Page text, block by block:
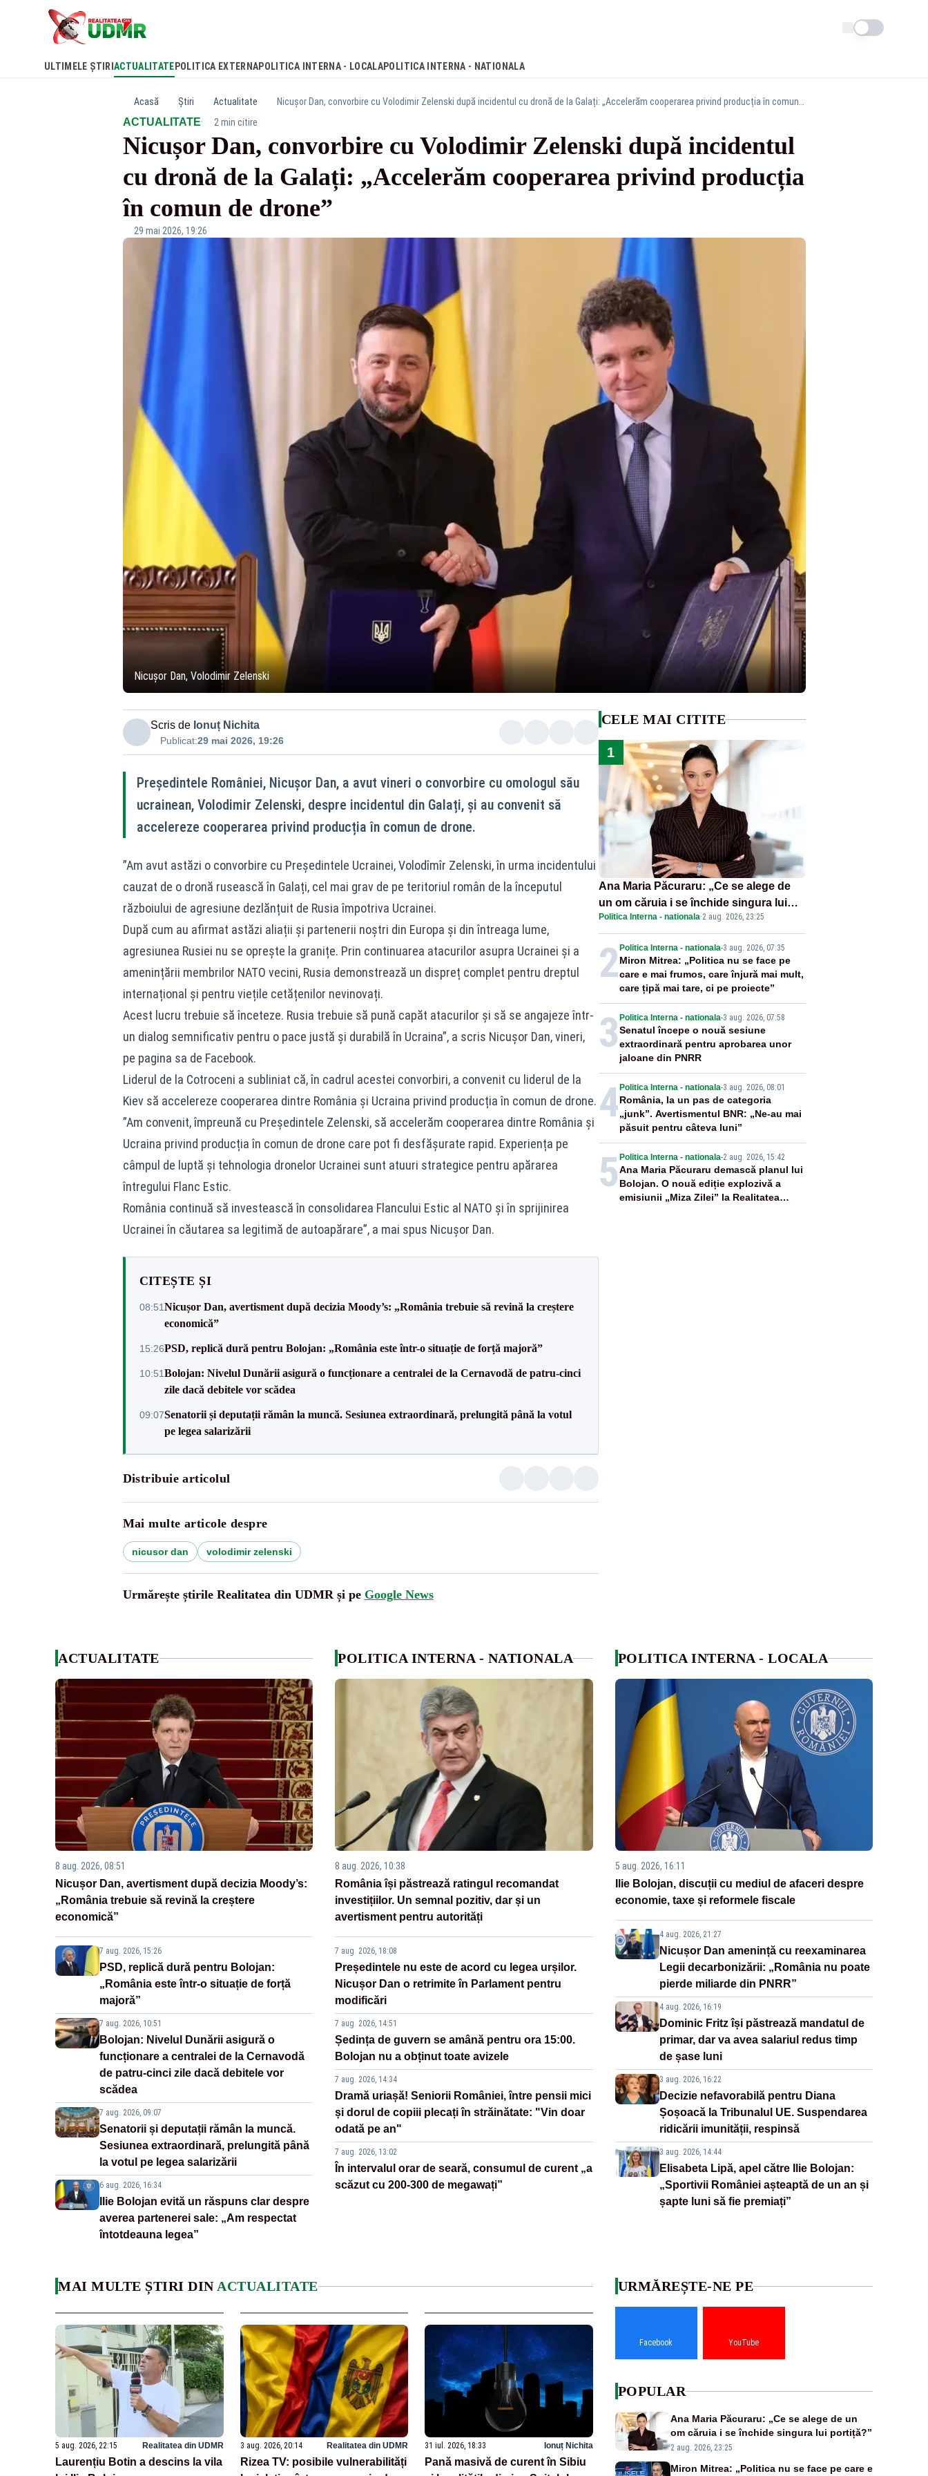
Schimba tema
ULTIMELE ȘTIRI ACTUALITATE POLITICA EXTERNAPOLITICA INTERNA - LOCALAPOLITICA INTERNA - NATIONALA
Acasă Știri Actualitate
ACTUALITATE· 2 min citire
Nicușor Dan, convorbire cu Volodimir Zelenski după incidentul
cu dronă de la Galați: „Accelerăm cooperarea privind producția
în comun de drone”
29 mai 2026, 19:26
Nicușor Dan, Volodimir Zelenski
Scris de Ionuț Nichita
Publicat:29 mai 2026, 19:26
Președintele României, Nicușor Dan, a avut vineri o convorbire cu omologul său
ucrainean, Volodimir Zelenski, despre incidentul din Galați, și au convenit să
accelereze cooperarea privind producția în comun de drone.
”Am avut astăzi o convorbire cu Președintele Ucrainei, Volodîmîr Zelenski, în urma incidentului
cauzat de o dronă rusească în Galați, cel mai grav de pe teritoriul român de la începutul
războiului de agresiune dezlănțuit de Rusia împotriva Ucrainei.
După cum au afirmat astăzi aliații și partenerii noștri din Europa și din întreaga lume,
agresiunea Rusiei nu se oprește la granițe. Prin continuarea atacurilor asupra Ucrainei și a
amenințării membrilor NATO vecini, Rusia demonstrează un dispreț complet pentru dreptul
internațional și pentru viețile cetățenilor nevinovați.
Acest lucru trebuie să înceteze. Rusia trebuie să pună capăt atacurilor și să se angajeze într-
un dialog semnificativ pentru o pace justă și durabilă în Ucraina”, a scris Nicușor Dan, vineri,
pe pagina sa de Facebook.
Liderul de la Cotroceni a subliniat că, în cadrul acestei convorbiri, a convenit cu liderul de la
Kiev să accelereze cooperarea dintre România și Ucraina privind producția în comun de drone.
”Am convenit, împreună cu Președintele Zelenski, să accelerăm cooperarea dintre România și
Ucraina privind producția în comun de drone care pot fi desfășurate rapid. Experiența pe
câmpul de luptă și tehnologia dronelor Ucrainei sunt atuuri strategice pentru apărarea
întregului Flanc Estic.
România continuă să investească în consolidarea Flancului Estic al NATO și în sprijinirea
Ucrainei în căutarea sa legitimă de autoapărare”, a mai spus Nicușor Dan.
CITEȘTE ȘI
08:51Nicușor Dan, avertisment după decizia Moody’s: „România trebuie să revină la creștere
economică”
15:26PSD, replică dură pentru Bolojan: „România este într-o situație de forță majoră”
10:51Bolojan: Nivelul Dunării asigură o funcționare a centralei de la Cernavodă de patru-cinci
zile dacă debitele vor scădea
09:07Senatorii și deputații rămân la muncă. Sesiunea extraordinară, prelungită până la votul
pe legea salarizării
Distribuie articolul
Mai multe articole despre
nicusor dan volodimir zelenski
Urmărește știrile Realitatea din UDMR și pe Google News
CELE MAI CITITE
1
Ana Maria Păcuraru: „Ce se alege de
un om căruia i se închide singura lui
portiță?”
Politica Interna - nationala·2 aug. 2026, 23:25
2 Politica Interna - nationala-3 aug. 2026, 07:35
Miron Mitrea: „Politica nu se face pe
care e mai frumos, care înjură mai mult,
care țipă mai tare, ci pe proiecte”
3 Politica Interna - nationala-3 aug. 2026, 07:58
Senatul începe o nouă sesiune
extraordinară pentru aprobarea unor
jaloane din PNRR
4 Politica Interna - nationala-3 aug. 2026, 08:01
România, la un pas de categoria
„junk”. Avertismentul BNR: „Ne-au mai
păsuit pentru câteva luni”
5 Politica Interna - nationala-2 aug. 2026, 15:42
Ana Maria Păcuraru demască planul lui
Bolojan. O nouă ediție explozivă a
emisiunii „Miza Zilei” la Realitatea
ACTUALITATE
8 aug. 2026, 08:51
Nicușor Dan, avertisment după decizia Moody’s:
„România trebuie să revină la creștere
economică”
7 aug. 2026, 15:26
PSD, replică dură pentru Bolojan:
„România este într-o situație de forță
majoră”
7 aug. 2026, 10:51
Bolojan: Nivelul Dunării asigură o
funcționare a centralei de la Cernavodă
de patru-cinci zile dacă debitele vor
scădea
7 aug. 2026, 09:07
Senatorii și deputații rămân la muncă.
Sesiunea extraordinară, prelungită până
la votul pe legea salarizării
6 aug. 2026, 16:34
Ilie Bolojan evită un răspuns clar despre
averea partenerei sale: „Am respectat
întotdeauna legea”
POLITICA INTERNA - NATIONALA
8 aug. 2026, 10:38
România își păstrează ratingul recomandat
investițiilor. Un semnal pozitiv, dar și un
avertisment pentru autorități
7 aug. 2026, 18:08
Președintele nu este de acord cu legea urșilor.
Nicușor Dan o retrimite în Parlament pentru
modificări
7 aug. 2026, 14:51
Ședința de guvern se amână pentru ora 15:00.
Bolojan nu a obținut toate avizele
7 aug. 2026, 14:34
Dramă uriașă! Seniorii României, între pensii mici
și dorul de copiii plecați în străinătate: "Vin doar
odată pe an"
7 aug. 2026, 13:02
În intervalul orar de seară, consumul de curent „a
scăzut cu 200-300 de megawați”
POLITICA INTERNA - LOCALA
5 aug. 2026, 16:11
Ilie Bolojan, discuții cu mediul de afaceri despre
economie, taxe și reformele fiscale
4 aug. 2026, 21:27
Nicușor Dan amenință cu reexaminarea
Legii decarbonizării: „România nu poate
pierde miliarde din PNRR”
4 aug. 2026, 16:19
Dominic Fritz își păstrează mandatul de
primar, dar va avea salariul redus timp
de șase luni
3 aug. 2026, 16:22
Decizie nefavorabilă pentru Diana
Șoșoacă la Tribunalul UE. Suspendarea
ridicării imunității, respinsă
3 aug. 2026, 14:44
Elisabeta Lipă, apel către Ilie Bolojan:
„Sportivii României așteaptă de un an și
șapte luni să fie premiați”
MAI MULTE ȘTIRI DIN ACTUALITATE
5 aug. 2026, 22:15 Realitatea din UDMR
Laurențiu Botin a descins la vila
3 aug. 2026, 20:14 Realitatea din UDMR
Rizea TV: posibile vulnerabilități
31 iul. 2026, 18:33 Ionuț Nichita
Pană masivă de curent în Sibiu
URMĂREȘTE-NE PE
Facebook YouTube
POPULAR
Ana Maria Păcuraru: „Ce se alege de un
om căruia i se închide singura lui portiță?”
2 aug. 2026, 23:25
Miron Mitrea: „Politica nu se face pe care e